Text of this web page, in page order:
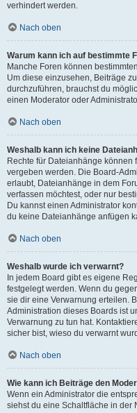
verhindert werden.
Nach oben
Warum kann ich auf bestimmte
Manche Foren können
Um diese einzusehen, Beiträge
durchzuführen, brauchst du
einen Moderator oder
Nach oben
Weshalb kann ich keine
Rechte für Dateianhänge
vergeben werden. Die Board-
erlaubt, Dateianhänge in dem
verfassen möchtest, oder nur
Du kannst einen Administrator
du keine Dateianhänge anfügen
Nach oben
Weshalb wurde ich verwarnt?
In jedem Board gibt es eigene
festgelegt werden. Wenn du
sie dir eine Verwarnung erteilen.
Administration dieses Boards ist
Verwarnung zu tun hat.
sicher bist, wieso du verwarnt
Nach oben
Wie kann ich Beiträge den
Wenn ein Administrator die
siehst du eine Schaltfläche in der